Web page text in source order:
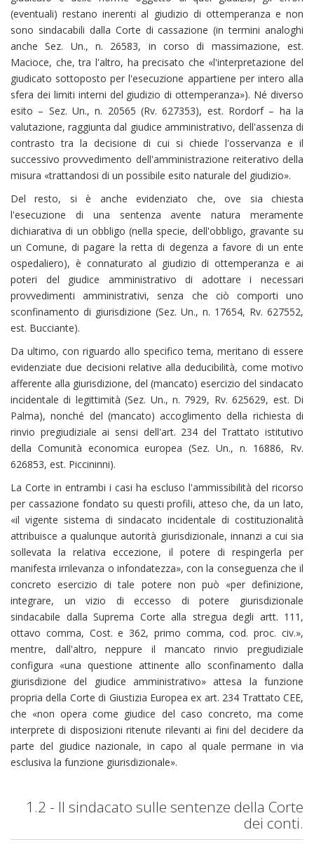
(eventuali) restano inerenti al giudizio di ottemperanza e non
sono sindacabili dalla Corte di cassazione (in termini analoghi
anche Sez. Un., n. 26583, in corso di massimazione, est.
Macioce, che, tra l'altro, ha precisato che «l'interpretazione del
giudicato sottoposto per l'esecuzione appartiene per intero alla
sfera dei limiti interni del giudizio di ottemperanza»). Né diverso
esito – Sez. Un., n. 20565 (Rv. 627353), est. Rordorf – ha la
valutazione, raggiunta dal giudice amministrativo, dell'assenza di
contrasto tra la decisione di cui si chiede l'osservanza e il
successivo provvedimento dell'amministrazione reiterativo della
misura «trattandosi di un possibile esito naturale del giudizio».
Del resto, si è anche evidenziato che, ove sia chiesta
l'esecuzione di una sentenza avente natura meramente
dichiarativa di un obbligo (nella specie, dell'obbligo, gravante su
un Comune, di pagare la retta di degenza a favore di un ente
ospedaliero), è connaturato al giudizio di ottemperanza e ai
poteri del giudice amministrativo di adottare i necessari
provvedimenti amministrativi, senza che ciò comporti uno
sconfinamento di giurisdizione (Sez. Un., n. 17654, Rv. 627552,
est. Bucciante).
Da ultimo, con riguardo allo specifico tema, meritano di essere
evidenziate due decisioni relative alla deducibilità, come motivo
afferente alla giurisdizione, del (mancato) esercizio del sindacato
incidentale di legittimità (Sez. Un., n. 7929, Rv. 625629, est. Di
Palma), nonché del (mancato) accoglimento della richiesta di
rinvio pregiudiziale ai sensi dell'art. 234 del Trattato istitutivo
della Comunità economica europea (Sez. Un., n. 16886, Rv.
626853, est. Piccininni).
La Corte in entrambi i casi ha escluso l'ammissibilità del ricorso
per cassazione fondato su questi profili, atteso che, da un lato,
«il vigente sistema di sindacato incidentale di costituzionalità
attribuisce a qualunque autorità giurisdizionale, innanzi a cui sia
sollevata la relativa eccezione, il potere di respingerla per
manifesta irrilevanza o infondatezza», con la conseguenza che il
concreto esercizio di tale potere non può «per definizione,
integrare, un vizio di eccesso di potere giurisdizionale
sindacabile dalla Suprema Corte alla stregua degli artt. 111,
ottavo comma, Cost. e 362, primo comma, cod. proc. civ.»,
mentre, dall'altro, neppure il mancato rinvio pregiudiziale
configura «una questione attinente allo sconfinamento dalla
giurisdizione del giudice amministrativo» attesa la funzione
propria della Corte di Giustizia Europea ex art. 234 Trattato CEE,
che «non opera come giudice del caso concreto, ma come
interprete di disposizioni ritenute rilevanti ai fini del decidere da
parte del giudice nazionale, in capo al quale permane in via
esclusiva la funzione giurisdizionale».
1.2 - Il sindacato sulle sentenze della Corte
dei conti.